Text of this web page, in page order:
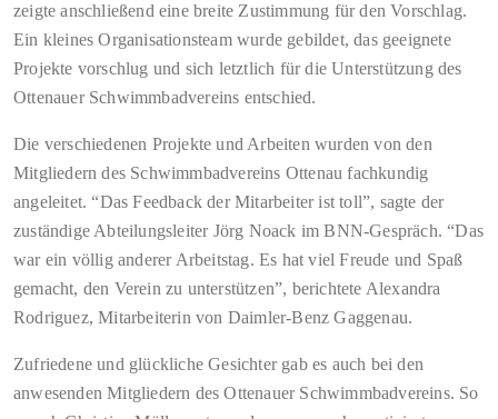
zeigte anschließend eine breite Zustimmung für den Vorschlag.
Ein kleines Organisationsteam wurde gebildet, das geeignete
Projekte vorschlug und sich letztlich für die Unterstützung des
Ottenauer Schwimmbadvereins entschied.
Die verschiedenen Projekte und Arbeiten wurden von den
Mitgliedern des Schwimmbadvereins Ottenau fachkundig
angeleitet. “Das Feedback der Mitarbeiter ist toll”, sagte der
zuständige Abteilungsleiter Jörg Noack im BNN-Gespräch. “Das
war ein völlig anderer Arbeitstag. Es hat viel Freude und Spaß
gemacht, den Verein zu unterstützen”, berichtete Alexandra
Rodriguez, Mitarbeiterin von Daimler-Benz Gaggenau.
Zufriedene und glückliche Gesichter gab es auch bei den
anwesenden Mitgliedern des Ottenauer Schwimmbadvereins. So